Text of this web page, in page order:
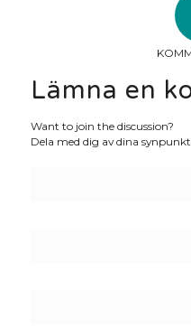
Lämna en
Want to join the discussion?
Dela med dig av dina